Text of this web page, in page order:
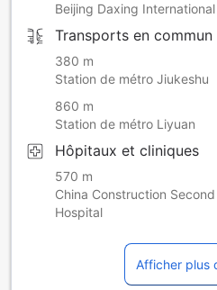
Beijing Daxing
Transports en commun
380 m
Station de métro Jiukeshu
860 m
Station de métro Liyuan
Hôpitaux et cliniques
570 m
China Construction
Hospital
Afficher plus